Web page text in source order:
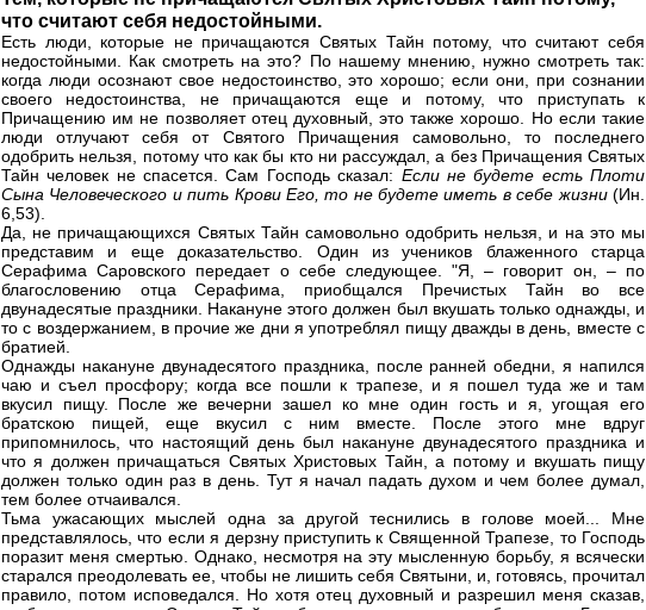
что считают себя недостойными.
Есть люди, которые не причащаются Святых Тайн потому, что считают себя
недостойными. Как смотреть на это? По нашему мнению, нужно смотреть так:
когда люди осознают свое недостоинство, это хорошо; если они, при сознании
своего недостоинства, не причащаются еще и потому, что приступать к
Причащению им не позволяет отец духовный, это также хорошо. Но если такие
люди отлучают себя от Святого Причащения самовольно, то последнего
одобрить нельзя, потому что как бы кто ни рассуждал, а без Причащения Святых
Тайн человек не спасется. Сам Господь сказал: Если не будете есть Плоти
Сына Человеческого и пить Крови Его, то не будете иметь в себе жизни (Ин.
6,53).
Да, не причащающихся Святых Тайн самовольно одобрить нельзя, и на это мы
представим и еще доказательство. Один из учеников блаженного старца
Серафима Саровского передает о себе следующее. "Я, – говорит он, – по
благословению отца Серафима, приобщался Пречистых Тайн во все
двунадесятые праздники. Накануне этого должен был вкушать только однажды, и
то с воздержанием, в прочие же дни я употреблял пищу дважды в день, вместе с
братией.
Однажды накануне двунадесятого праздника, после ранней обедни, я напился
чаю и съел просфору; когда все пошли к трапезе, и я пошел туда же и там
вкусил пищу. После же вечерни зашел ко мне один гость и я, угощая его
братскою пищей, еще вкусил с ним вместе. После этого мне вдруг
припомнилось, что настоящий день был накануне двунадесятого праздника и
что я должен причащаться Святых Христовых Тайн, а потому и вкушать пищу
должен только один раз в день. Тут я начал падать духом и чем более думал,
тем более отчаивался.
Тьма ужасающих мыслей одна за другой теснились в голове моей... Мне
представлялось, что если я дерзну приступить к Священной Трапезе, то Господь
поразит меня смертью. Однако, несмотря на эту мысленную борьбу, я всячески
старался преодолевать ее, чтобы не лишить себя Святыни, и, готовясь, прочитал
правило, потом исповедался. Но хотя отец духовный и разрешил меня сказав,